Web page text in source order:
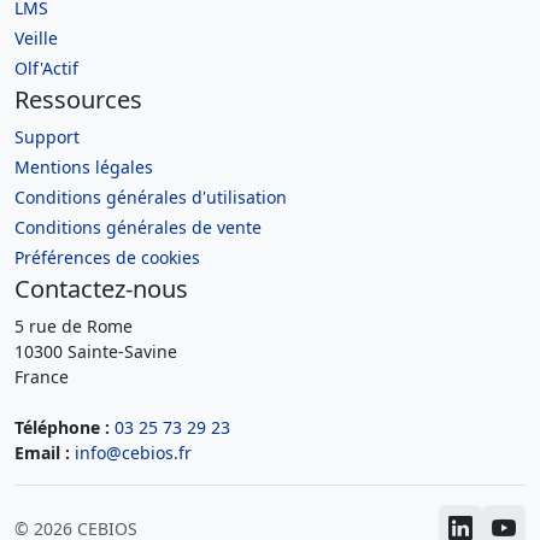
LMS
Veille
Olf'Actif
Ressources
Support
Mentions légales
Conditions générales d'utilisation
Conditions générales de vente
Préférences de cookies
Contactez-nous
5 rue de Rome
10300 Sainte-Savine
France
Téléphone : 03 25 73 29 23
Email : info@cebios.fr
© 2026 CEBIOS